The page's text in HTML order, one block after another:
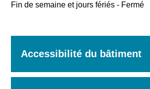
Fin de semaine et jours fériés - Fermé
Accessibilité du bâtiment